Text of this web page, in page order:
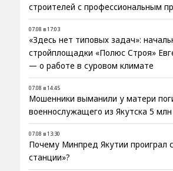
строителей с профессиональным
07.08 в 17:03
«Здесь нет типовых задач»:
стройплощадки «Полюс Строя»
— о работе в суровом климате
07.08 в 14:45
Мошенники выманили у матери
военнослужащего из Якутска 5
07.08 в 13:30
Почему Минпред Якутии проиграл
станции»?